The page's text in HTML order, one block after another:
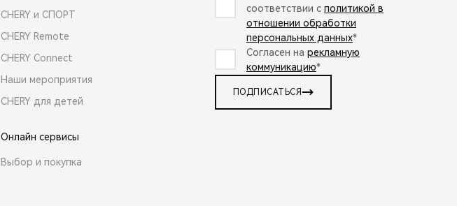
CHERY и СПОРТ
CHERY Remote
CHERY Connect
Наши мероприятия
CHERY для детей
Онлайн сервисы
Выбор и покупка
соответствии с политикой в
отношении обработки
персональных данных*
Согласен на рекламную
коммуникацию*
ПОДПИСАТЬСЯ